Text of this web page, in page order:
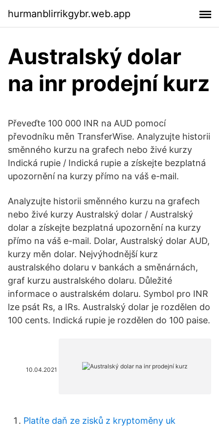
hurmanblirrikgybr.web.app
Australský dolar
na inr prodejní kurz
Převeďte 100 000 INR na AUD pomocí
převodníku měn TransferWise. Analyzujte historii
směnného kurzu na grafech nebo živé kurzy
Indická rupie / Indická rupie a získejte bezplatná
upozornění na kurzy přímo na váš e-mail.
Analyzujte historii směnného kurzu na grafech
nebo živé kurzy Australský dolar / Australský
dolar a získejte bezplatná upozornění na kurzy
přímo na váš e-mail. Dolar, Australský dolar AUD,
kurzy měn dolar. Nejvýhodnější kurz
australského dolaru v bankách a směnárnách,
graf kurzu australského dolaru. Důležité
informace o australském dolaru. Symbol pro INR
lze psát Rs, a IRs. Australský dolar je rozdělen do
100 cents. Indická rupie je rozdělen do 100 paise.
10.04.2021
Platíte daň ze zisků z kryptoměny uk